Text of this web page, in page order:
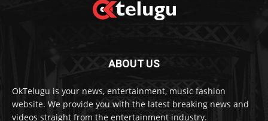
ABOUT US
OkTelugu is your news, entertainment, music fashion
website. We provide you with the latest breaking news and
videos straight from the entertainment industry.